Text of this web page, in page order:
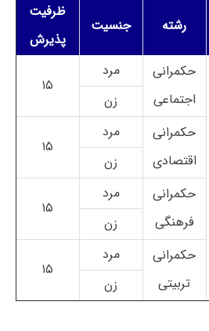
رشته جنسیت
ظرفیت
پذیرش
حکمرانی
اجتماعی
مرد
۱۵
زن
حکمرانی
اقتصادی
مرد
۱۵
زن
حکمرانی
فرهنگی
مرد
۱۵
زن
حکمرانی
تربیتی
مرد
۱۵
زن